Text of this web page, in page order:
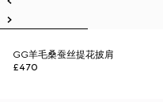
GG羊毛桑蚕丝提花披肩
£470